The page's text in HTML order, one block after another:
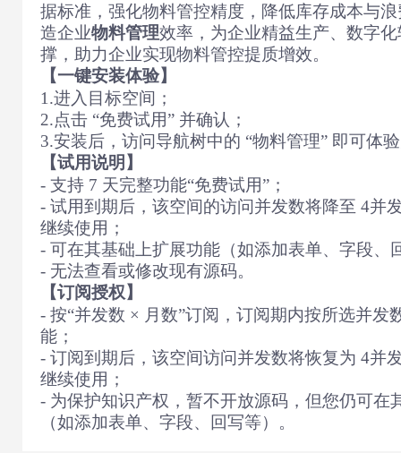
据标准，强化物料管控精度，降低库存成本与
造企业物料管理效率，为企业精益生产、数字
撑，助力企业实现物料管控提质增效。
【一键安装体验】
1.进入目标空间；
2.点击 “免费试用” 并确认；
3.安装后，访问导航树中的 “物料管理” 即可体
【试用说明】
- 支持 7 天完整功能“免费试用”；
- 试用到期后，该空间的访问并发数将降至 4并
继续使用；
- 可在其基础上扩展功能（如添加表单、字段、
- 无法查看或修改现有源码。
【订阅授权】
- 按“并发数 × 月数”订阅，订阅期内按所选并发
能；
- 订阅到期后，该空间访问并发数将恢复为 4并
继续使用；
- 为保护知识产权，暂不开放源码，但您仍可在
（如添加表单、字段、回写等）。